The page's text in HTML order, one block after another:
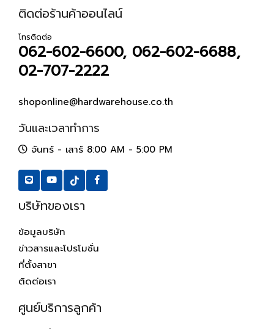
ติดต่อร้านค้าออนไลน์
โทรติดต่อ
062-602-6600, 062-602-6688,
02-707-2222
shoponline@hardwarehouse.co.th
วันและเวลาทำการ
จันทร์ - เสาร์ 8:00 AM - 5:00 PM
บริษัทของเรา
ข้อมูลบริษัท
ข่าวสารและโปรโมชั่น
ที่ตั้งสาขา
ติดต่อเรา
ศูนย์บริการลูกค้า